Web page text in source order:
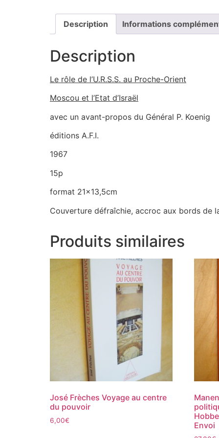
Description Informations
Description
Le rôle de l’U.R.S.S. au Proche-Orient
Moscou et l’Etat d’Israël
avec un avant-propos du Général P. Koenig
éditions A.F.I.
1967
15p
format 21×13,5cm
Couverture défraîchie, accroc aux bords de
Produits similaires
José Frèches Voyage au centre
du pouvoir
6,00€
Envoi